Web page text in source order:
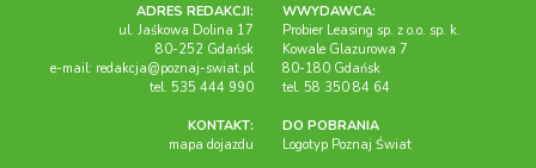
ADRES REDAKCJI:
ul. Jaśkowa Dolina 17
80-252 Gdańsk
e-mail: redakcja@poznaj-swiat.pl
tel. 535 444 990
KONTAKT:
mapa dojazdu
WWYDAWCA:
Probier Leasing sp. z o.o. sp. k.
Kowale Glazurowa 7
80-180 Gdańsk
tel. 58 350 84 64
DO POBRANIA
Logotyp Poznaj Świat